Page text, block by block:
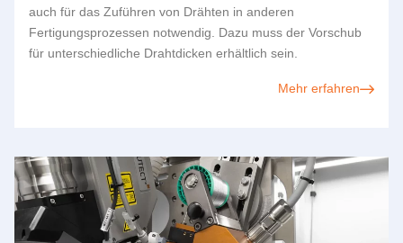
auch für das Zuführen von Drähten in anderen
Fertigungsprozessen notwendig. Dazu muss der Vorschub
für unterschiedliche Drahtdicken erhältlich sein.
Mehr erfahren